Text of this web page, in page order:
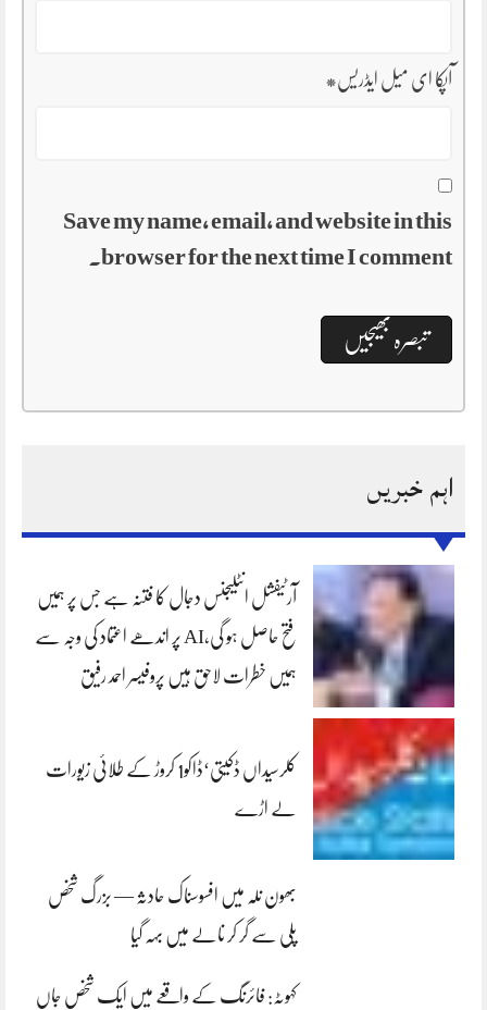
آپکا ای میل ایڈریس*
Save my name, email, and website in this
browser for the next time I comment.
اہم خبریں
آرٹیفشل انٹلیجنس دجال کا فتنہ ہے جس پر ہمیں
فتح حاصل ہو گی،AI پر اندھے اعتماد کی وجہ سے
ہمیں خطرات لاحق ہیں پروفیسر احمد رفیق
کلرسیداں ڈکیتی‘ڈاکو1 کروڑ کے طلائی زیورات
لے اڑے
بھون نلہ میں افسوسناک حادثہ — بزرگ شخص
پلی سے گر کر نالے میں بہہ گیا
کہوٹہ: فائرنگ کے واقعے میں ایک شخص جاں